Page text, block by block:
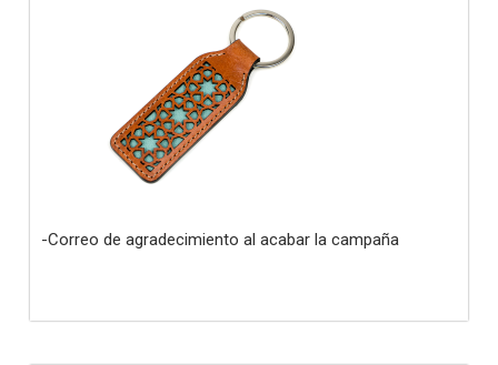
-Correo de agradecimiento al acabar la campaña